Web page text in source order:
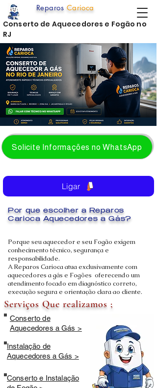
Solicite Informações no WhatsApp
Porque seu aquecedor e seu Fogão exigem
conhecimento técnico, segurança e
responsabilidade.
A Reparos Carioca atua exclusivamente com
aquecedores a gás e Fogões oferecendo um
atendimento focado em diagnóstico correto,
execução segura e orientação clara ao cliente.
Reparos Carioca
Por que escolher a Reparos
Carioca Aquecedores a Gás?
Serviços Que realizamos ;
Conserto de
Aquecedores a Gás >
Instalação de
Aquecedores a Gás >
Conserto e Instalação
Ligar
Conserto de Aquecedores e Fogão no
RJ